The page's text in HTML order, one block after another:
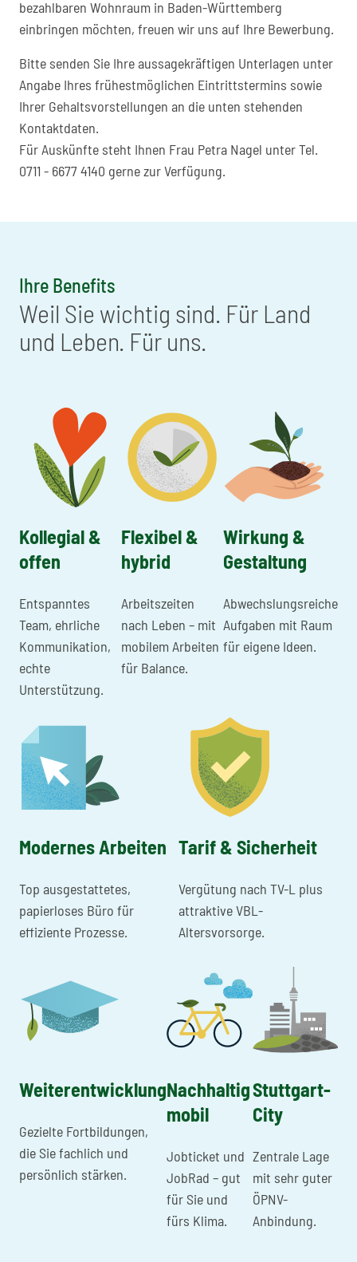
bezahlbaren Wohnraum in Baden-Württemberg
einbringen möchten, freuen wir uns auf Ihre Bewerbung.
Bitte senden Sie Ihre aussagekräftigen Unterlagen unter
Angabe Ihres frühestmöglichen Eintrittstermins sowie
Ihrer Gehaltsvorstellungen an die unten stehenden
Kontaktdaten.
Für Auskünfte steht Ihnen Frau Petra Nagel unter Tel.
0711 - 6677 4140 gerne zur Verfügung.
Ihre Benefits
Weil Sie wichtig sind. Für Land
und Leben. Für uns.
Kollegial &
offen
Entspanntes
Team, ehrliche
Kommunikation,
echte
Unterstützung.
Flexibel &
hybrid
Arbeitszeiten
nach Leben – mit
mobilem Arbeiten
für Balance.
Wirkung &
Gestaltung
Abwechslungsreiche
Aufgaben mit Raum
für eigene Ideen.
Modernes Arbeiten
Top ausgestattetes,
papierloses Büro für
effiziente Prozesse.
Tarif & Sicherheit
Vergütung nach TV-L plus
attraktive VBL-
Altersvorsorge.
Weiterentwicklung
Gezielte Fortbildungen,
die Sie fachlich und
persönlich stärken.
Nachhaltig
mobil
Jobticket und
JobRad – gut
für Sie und
fürs Klima.
Stuttgart-
City
Zentrale Lage
mit sehr guter
ÖPNV-
Anbindung.